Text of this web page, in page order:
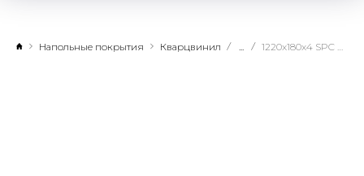
Напольные покрытия Кварцвинил